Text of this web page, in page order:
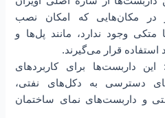
در مکان‌هایی که امکان نصب
وجود ندارد، مانند پل‌ها و
استفاده قرار می‌گیرند.
این داربست‌ها برای کاربردهای
دسترسی به دکل‌های نفتی،
و داربست‌های نمای ساختمان